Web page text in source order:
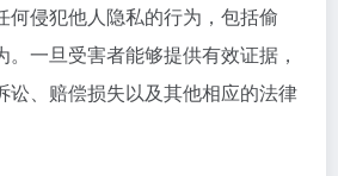
何侵犯他人隐私的行为，包括偷
一旦受害者能够提供有效证据，
讼、赔偿损失以及其他相应的法律